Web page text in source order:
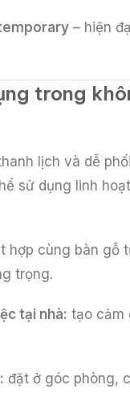
– hiện
trong
lịch và dễ
sử dụng linh
hợp cùng bàn gỗ
trọng.
tại nhà: tạo cảm
đặt ở góc phòng,